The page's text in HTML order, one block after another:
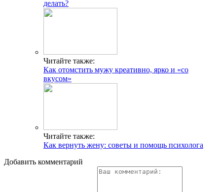
делать?
Читайте также:
Как отомстить мужу креативно, ярко и «со
вкусом»
Читайте также:
Как вернуть жену: советы и помощь психолога
Добавить комментарий